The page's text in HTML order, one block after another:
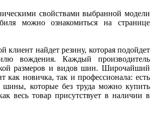
свойствами выбранной модели
можно ознакомиться на странице
клиент найдет резину, которая подойдет
вождения. Каждый производитель
размеров и видов шин. Широчайший
как новичка, так и профессионала: есть
которые без труда можно купить
весь товар присутствует в наличии в